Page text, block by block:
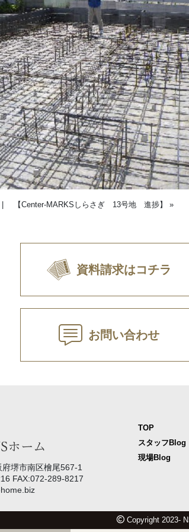
【Center-MARKSしらさぎ 13号地 進捗】
»
資料請求はコチラ
お問い合わせ
堺市南区檜尾567-1
FAX:072-289-8217
TOP
スタッフBlog
現場Blog
Copyright 2023-